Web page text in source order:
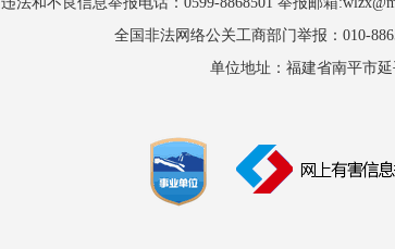
全国非法网络公关工商部门举报：010-
单位地址：福建省南平市